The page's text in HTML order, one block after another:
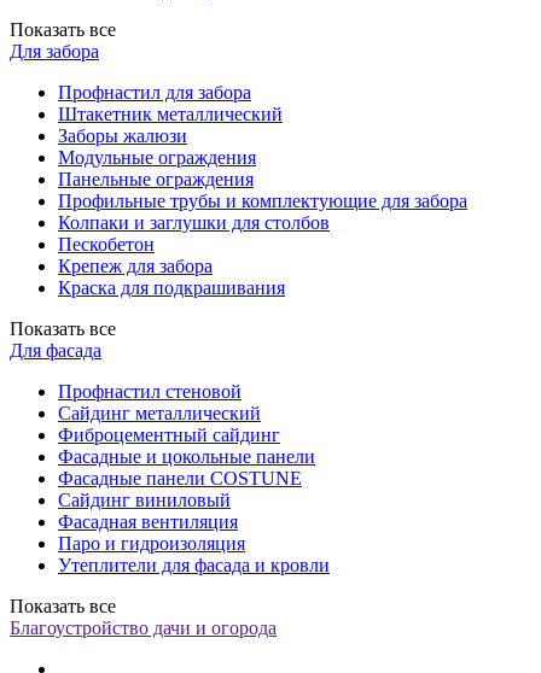
Показать все
Для забора
Профнастил для забора
Штакетник металлический
Заборы жалюзи
Модульные ограждения
Панельные ограждения
Профильные трубы и комплектующие для забора
Колпаки и заглушки для столбов
Пескобетон
Крепеж для забора
Краска для подкрашивания
Показать все
Для фасада
Профнастил стеновой
Сайдинг металлический
Фиброцементный сайдинг
Фасадные и цокольные панели
Фасадные панели COSTUNE
Сайдинг виниловый
Фасадная вентиляция
Паро и гидроизоляция
Утеплители для фасада и кровли
Показать все
Благоустройство дачи и огорода